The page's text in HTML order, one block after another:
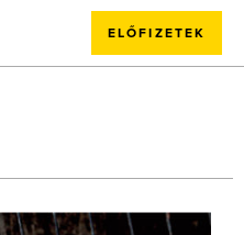
ELŐFIZETEK